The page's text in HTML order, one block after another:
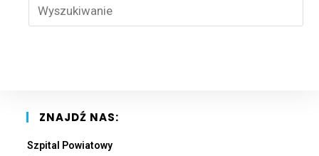
ZNAJDŹ NAS:
Szpital Powiatowy